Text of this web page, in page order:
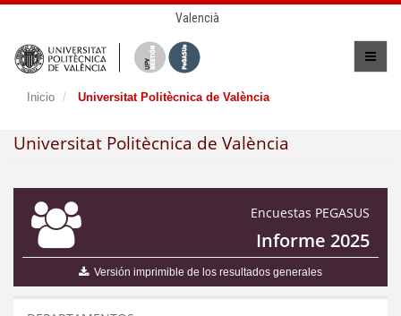
Valencià
Inicio Universitat Politècnica de València
Universitat Politècnica de València
Encuestas PEGASUS
Informe 2025
Versión imprimible de los resultados generales